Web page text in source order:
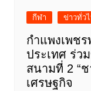
กีฬา ข่าวทั่วไ
กำแพงเพช
ประเทศ ร่ว
สนามที่ 2 “
เศรษฐกิจ